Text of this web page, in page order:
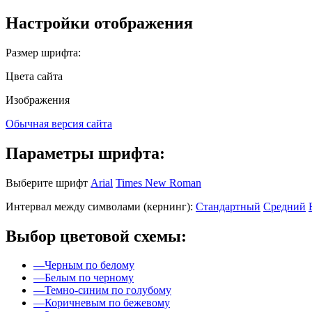
Настройки отображения
Размер шрифта:
Цвета сайта
Изображения
Обычная версия сайта
Параметры шрифта:
Выберите шрифт Arial Times New Roman
Интервал между символами (кернинг): Стандартный Средний
Выбор цветовой схемы:
—Черным по белому
—Белым по черному
—Темно-синим по голубому
—Коричневым по бежевому